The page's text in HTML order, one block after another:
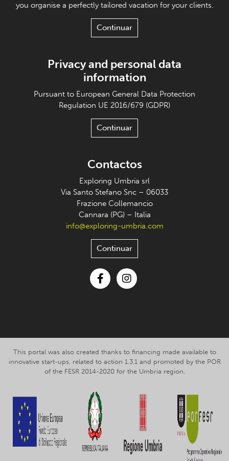
you organise a perfectly tailored vacation for your clients.
Continuar
Privacy and personal data
information
Pursuant to European General Data Protection
Regulation UE 2016/679 (GDPR)
Continuar
Contactos
Exploring Umbria srl
Via Santo Stefano Snc – 06033
Frazione Collemancio
Cannara (PG) – Italia
info@exploring-umbria.com
Continuar
This portal was also created thanks to financing made available to
innovative start-ups, related to action 1.3.1 and promoted by the POR
of the FESR 2014-2020 for the Umbria region.